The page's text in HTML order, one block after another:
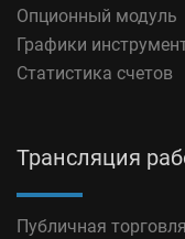
Опционный модуль
Графики
Статистика счетов
Трансляция
Публичная торговля